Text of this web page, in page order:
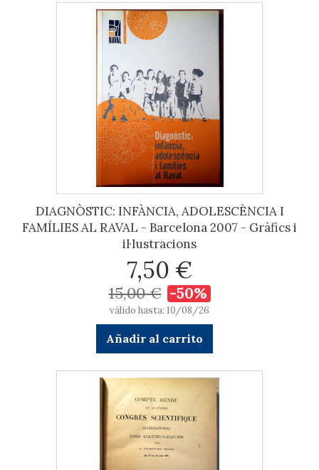
DIAGNÒSTIC: INFÀNCIA, ADOLESCÈNCIA I
FAMÍLIES AL RAVAL - Barcelona 2007 - Gràfics i
il·lustracions
7,50 €
15,00 € -50%
válido hasta: 10/08/26
Añadir al carrito